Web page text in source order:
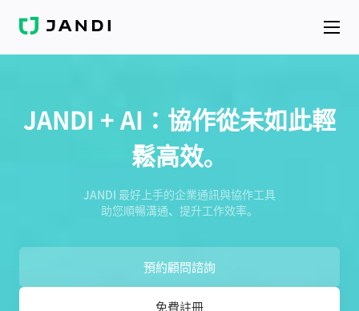
J
N
JANDI + AI：協作從未如此輕
鬆高效。
JANDI 最好上手的企業通訊與協作工具
助您順暢溝通、提升工作效率。
預約顧問諮詢
免費註冊